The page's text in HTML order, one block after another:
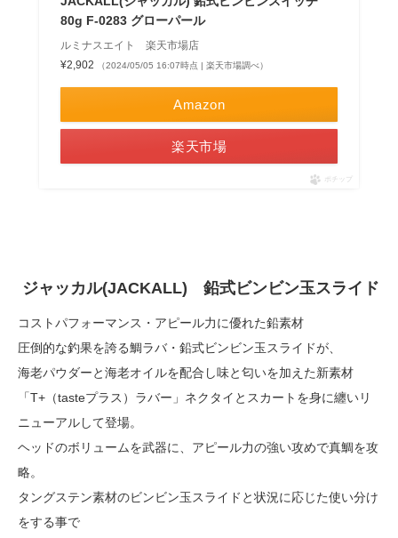
80g F-0283 グローパール
ルミナスエイト 楽天市場店
¥2,902
（2024/05/05 16:07時点 | 楽天市場調べ）
Amazon
楽天市場
ポチップ
ジャッカル(JACKALL) 鉛式ビンビン玉スライド
コストパフォーマンス・アピール力に優れた鉛素材
圧倒的な釣果を誇る鯛ラバ・鉛式ビンビン玉スライドが、
海老パウダーと海老オイルを配合し味と匂いを加えた新素材
「T+（tasteプラス）ラバー」ネクタイとスカートを身に纏いリ
ニューアルして登場。
ヘッドのボリュームを武器に、アピール力の強い攻めで真鯛を攻
略。
タングステン素材のビンビン玉スライドと状況に応じた使い分け
をする事で